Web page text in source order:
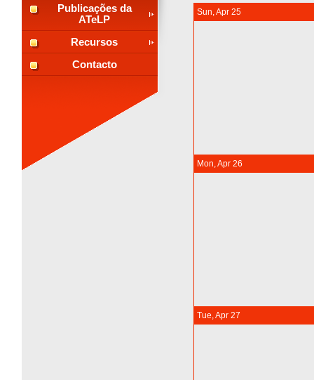
Publicações da
ATeLP
Recursos
Contacto
Sun, Apr 25
Mon, Apr 26
Tue, Apr 27